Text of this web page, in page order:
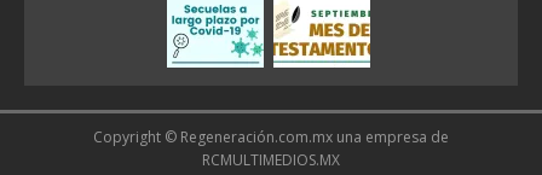
Copyright © Regeneración.com.mx una empresa de
RCMULTIMEDIOS.MX